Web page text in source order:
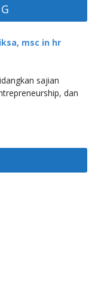
msc in hr
sajian
dan